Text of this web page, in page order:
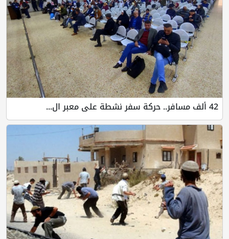
42 ألف مسافر.. حركة سفر نشطة على معبر ال...